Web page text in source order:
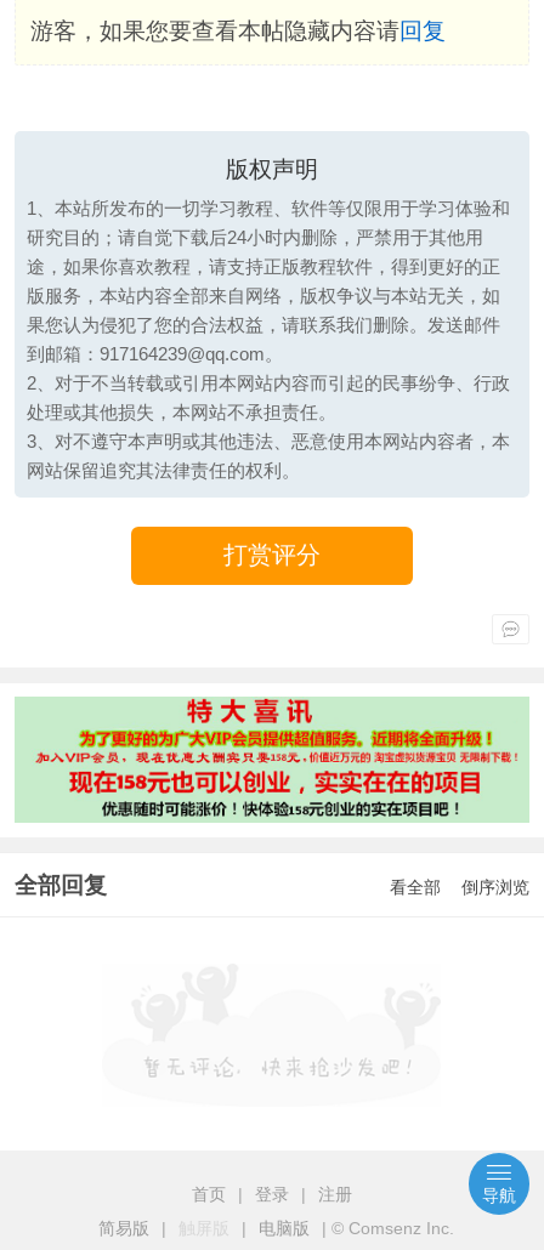
游客，如果您要查看本帖隐藏内容请回复
版权声明
1、本站所发布的一切学习教程、软件等仅限用于学习体验和
研究目的；请自觉下载后24小时内删除，严禁用于其他用
途，如果你喜欢教程，请支持正版教程软件，得到更好的正
版服务，本站内容全部来自网络，版权争议与本站无关，如
果您认为侵犯了您的合法权益，请联系我们删除。发送邮件
到邮箱：917164239@qq.com。
2、对于不当转载或引用本网站内容而引起的民事纷争、行政
处理或其他损失，本网站不承担责任。
3、对不遵守本声明或其他违法、恶意使用本网站内容者，本
网站保留追究其法律责任的权利。
打赏评分
全部回复 看全部 倒序浏览
首页 | 登录 |
注册
简易版
| 触屏版 | 电脑版 | © Comsenz Inc.
导航